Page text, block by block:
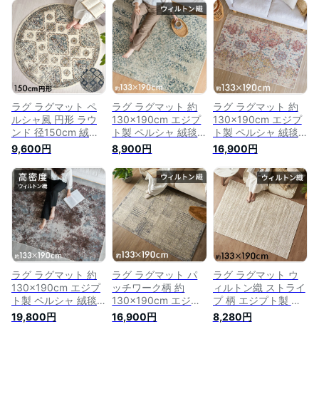
ペルシャ風 ペルシャ
絨毯風 おしゃれ ア
ンティーク風 絨毯
じゅうたん 春 夏 秋
冬 アジアンラグマッ
ト オリエンタル モ
ロッコ アジアン
[ob-eg830]
ウィルトン織り カー
ペット ペルシャ風
ペルシャ絨毯風 北欧
絨毯 じゅうたん オ
ールシーズン エスニ
ック モロカン Amira
アミーラ アジアン
[od-eg830]
うたん カーペット
おしゃれ センターラ
グ リビング マット
敷物 長方形 インテ
リア ヴィンテージ風
オリエンタル柄 アジ
アン [eg84102]
ラグ ラグマット ペ
ルシャ風 円形 ラウ
ンド 径150cm 絨毯
ウィルトン織り オリ
エンタル 白 アイボ
リー 青 ブルー 約 W
150cm × D 150cm
× H 1cm カーペット
マット アミーラ ペ
ルシャ絨毯風 おしゃ
れ アンティーク 風
モロッカン 韓国 イ
ンテリア 北欧 アジ
アン [eg84261]
9,600円
ラグ ラグマット 約
130×190cm エジプ
ト製 ペルシャ 絨毯
風 フラワー 花 ウィ
ルトン織り アンティ
ーク風 絨毯 じゅう
たん カーペット お
しゃれ 北欧 センタ
ーラグ リビング マ
ット 敷物 長方形 イ
ンテリア ヴィンテー
ジ風 オールシーズン
オリエンタル柄 アジ
アン [eg84103]
8,900円
ラグ ラグマット 約
130×190cm エジプ
ト製 ペルシャ 絨毯
風 幾何学模様 ウィ
ルトン織り アンティ
ーク風 絨毯 じゅう
たん カーペット お
しゃれ センターラグ
リビング マット 敷
物 長方形 アンティ
ーク風 ヴィンテージ
風 オリエンタル柄
アジアン [eg84142]
16,900円
ラグ ラグマット 約
130×190cm エジプ
ト製 ペルシャ 絨毯
風 ペルシャ風 抽象
アート ウィルトン織
19,800円
ラグ ラグマット パ
ッチワーク柄 約
130×190cm エジプ
ト製 ペルシャ風 ペ
ルシャ 絨毯風 ウィ
16,900円
ラグ ラグマット ウ
ィルトン織 ストライ
プ 柄 エジプト製 約
130×190cm 長方形
約 W 133cm D
8,280円